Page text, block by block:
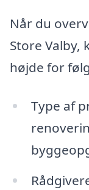
Når du
Store
højde for
Type af